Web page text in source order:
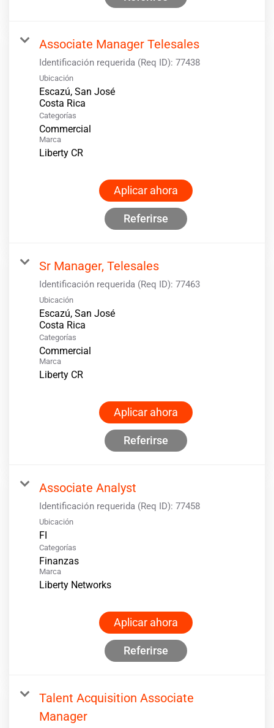
Associate Manager Telesales
Identificación requerida (Req ID): 77438
Ubicación
Escazú, San José
Categorías
Commercial
Marca
Liberty CR
Aplicar ahora
Referirse
Sr Manager, Telesales
Identificación requerida (Req ID): 77463
Ubicación
Escazú, San José
Categorías
Commercial
Marca
Liberty CR
Aplicar ahora
Referirse
Associate Analyst
Identificación requerida (Req ID): 77458
Ubicación
Categorías
Finanzas
Marca
Liberty Networks
Aplicar ahora
Referirse
Talent Acquisition Associate
Manager